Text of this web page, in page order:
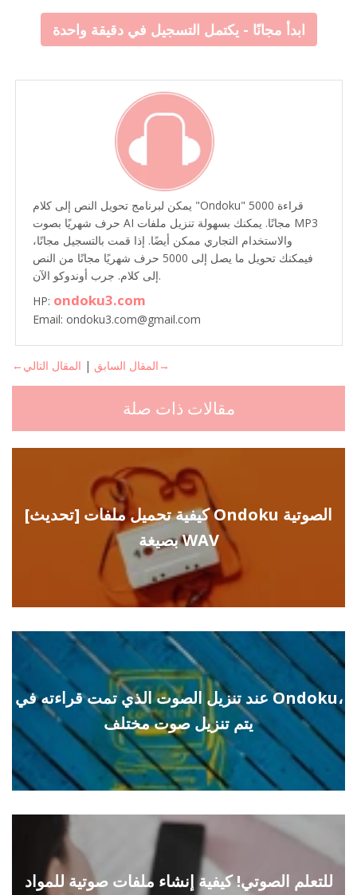
ابدأ مجانًا - يكتمل التسجيل في دقيقة واحدة
يمكن لبرنامج تحويل النص إلى كلام "Ondoku" قراءة 5000
حرف شهريًا بصوت AI مجانًا. يمكنك بسهولة تنزيل ملفات MP3
والاستخدام التجاري ممكن أيضًا. إذا قمت بالتسجيل مجانًا،
فيمكنك تحويل ما يصل إلى 5000 حرف شهريًا مجانًا من النص
إلى كلام. جرب أوندوكو الآن.
HP: ondoku3.com
Email: ondoku3.com@gmail.com
←المقال السابق | المقال التالي→
مقالات ذات صلة
[تحديث] كيفية تحميل ملفات Ondoku الصوتية
بصيغة WAV
عند تنزيل الصوت الذي تمت قراءته في Ondoku،
يتم تنزيل صوت مختلف
للتعلم الصوتي! كيفية إنشاء ملفات صوتية للمواد